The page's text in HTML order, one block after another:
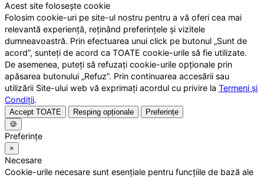
Acest site folosește cookie
Folosim cookie-uri pe site-ul nostru pentru a vă oferi cea mai
relevantă experiență, reținând preferințele și vizitele
dumneavoastră. Prin efectuarea unui click pe butonul „Sunt de
acord”, sunteți de acord ca TOATE cookie-urile să fie utilizate.
De asemenea, puteți să refuzați cookie-urile opționale prin
apăsarea butonului „Refuz”. Prin continuarea accesării sau
utilizării Site-ului web vă exprimați acordul cu privire la Termeni și
Condiții.
Accept TOATE Resping opționale
Preferințe
🍪
Preferințe
×
Necesare
Cookie-urile necesare sunt esențiale pentru funcțiile de bază ale